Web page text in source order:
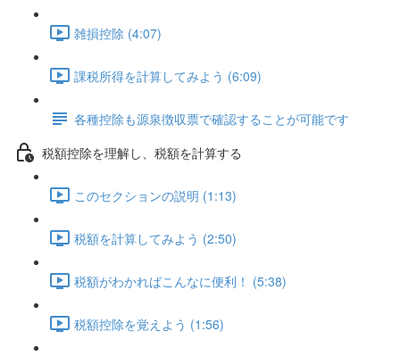
雑損控除 (4:07)
課税所得を計算してみよう (6:09)
各種控除も源泉徴収票で確認することが可能です
税額控除を理解し、税額を計算する
このセクションの説明 (1:13)
税額を計算してみよう (2:50)
税額がわかればこんなに便利！ (5:38)
税額控除を覚えよう (1:56)